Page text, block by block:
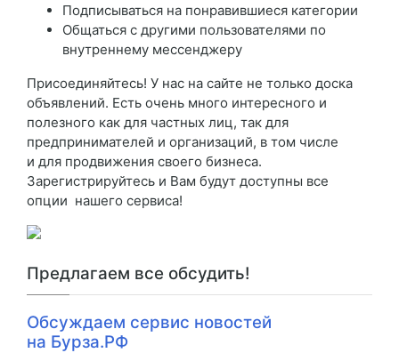
Подписываться на понравившиеся категории
Общаться с другими пользователями по
внутреннему мессенджеру
Присоединяйтесь! У нас на сайте не только доска
объявлений. Есть очень много интересного и
полезного как для частных лиц, так для
предпринимателей и организаций, в том числе
и для продвижения своего бизнеса.
Зарегистрируйтесь и Вам будут доступны все
опции нашего сервиса!
Предлагаем все обсудить!
Обсуждаем сервис новостей
на Бурза.РФ